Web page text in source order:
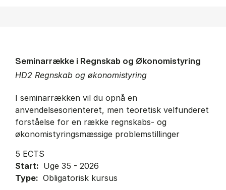
HD2 Regnskab og økonomistyring
Seminarrække i Regnskab og Økonomistyring
I seminarrækken vil du opnå en
anvendelsesorienteret, men teoretisk velfunderet
forståelse for en række regnskabs- og
økonomistyringsmæssige problemstillinger
5 ECTS
Start: Uge 35 - 2026
Type: Obligatorisk kursus